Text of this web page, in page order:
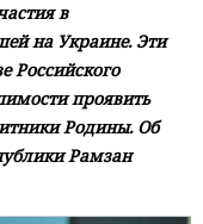
в
на Украине. Эти
Российского
проявить
Родины. Об
Рамзан